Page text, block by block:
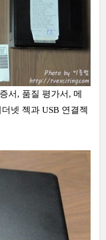
서, 품질 평가서, 메
넷 젝과 USB 연결젝